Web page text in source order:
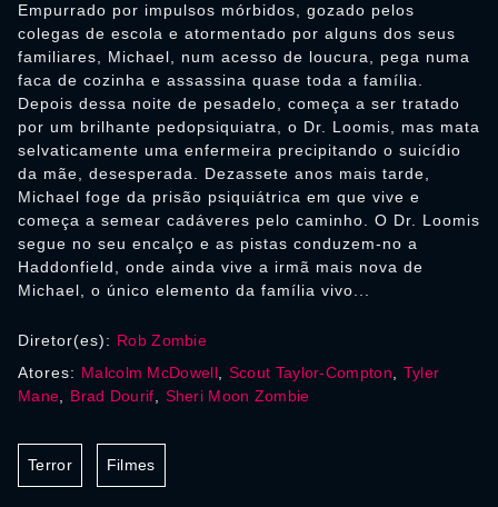
Empurrado por impulsos mórbidos, gozado pelos
colegas de escola e atormentado por alguns dos seus
familiares, Michael, num acesso de loucura, pega numa
faca de cozinha e assassina quase toda a família.
Depois dessa noite de pesadelo, começa a ser tratado
por um brilhante pedopsiquiatra, o Dr. Loomis, mas mata
selvaticamente uma enfermeira precipitando o suicídio
da mãe, desesperada. Dezassete anos mais tarde,
Michael foge da prisão psiquiátrica em que vive e
começa a semear cadáveres pelo caminho. O Dr. Loomis
segue no seu encalço e as pistas conduzem-no a
Haddonfield, onde ainda vive a irmã mais nova de
Michael, o único elemento da família vivo...
Diretor(es): Rob Zombie
Atores: Malcolm McDowell, Scout Taylor-Compton
Tyler
Mane
Brad Dourif Sheri Moon Zombie
Terror Filmes